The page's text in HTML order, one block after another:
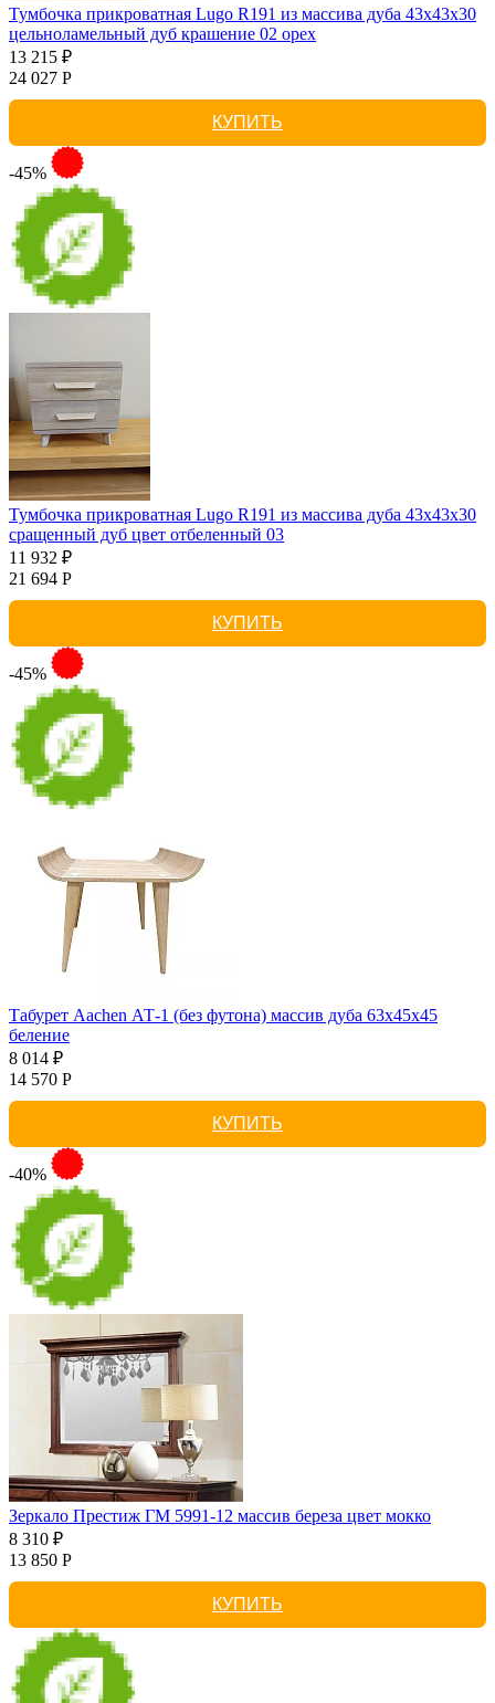
Тумбочка прикроватная Lugo R191 из массива дуба 43х43х30
цельноламельный дуб крашение 02 орех
13 215 ₽
24 027 Р
КУПИТЬ
-45%
Тумбочка прикроватная Lugo R191 из массива дуба 43х43х30
сращенный дуб цвет отбеленный 03
11 932 ₽
21 694 Р
КУПИТЬ
-45%
Табурет Aachen АТ-1 (без футона) массив дуба 63х45х45
беление
8 014 ₽
14 570 Р
КУПИТЬ
-40%
Зеркало Престиж ГМ 5991-12 массив береза цвет мокко
8 310 ₽
13 850 Р
КУПИТЬ